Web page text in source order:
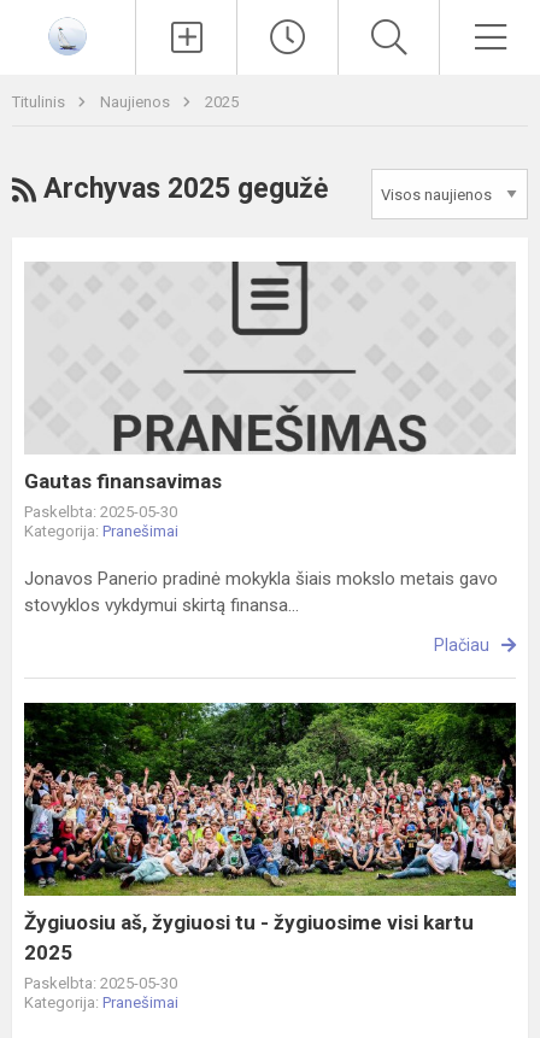
Titulinis Naujienos 2025
RSS
Archyvas 2025 gegužė
Gautas
Gautas finansavimas
Paskelbta: 2025-05-30
Kategorija: Pranešimai
Jonavos Panerio pradinė mokykla šiais mokslo metais gavo
stovyklos vykdymui skirtą finansa...
Plačiau
Žygiuosiu
aš,
žygiuosi
tu
-
žygiuosime
visi
kartu
2025
Žygiuosiu aš, žygiuosi tu - žygiuosime visi kartu
2025
Paskelbta: 2025-05-30
Kategorija: Pranešimai